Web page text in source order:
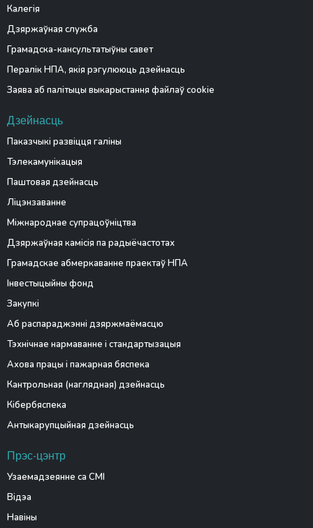
Калегія
Дзяржаўная служба
Грамадска-кансультатыўны савет
Пералік НПА, якія рэгулююць дзейнасць
Заява аб палітыцы выкарыстання файлаў cookie
Дзейнасць
Паказчыкі развіцця галіны
Тэлекамунікацыя
Паштовая дзейнасць
Ліцэнзаванне
Міжнароднае супрацоўніцтва
Дзяржаўная камісія па радыёчастотах
Грамадскае абмеркаванне праектаў НПА
Інвестыцыйны фонд
Закупкі
Аб распараджэнні дзяржмаёмасцю
Тэхнічнае нармаванне і стандартызацыя
Ахова працы і пажарная бяспека
Кантрольная (наглядная) дзейнасць
Кібербяспека
Антыкарупцыйная дзейнасць
Прэс-цэнтр
Узаемадзеянне са СМІ
Відэа
Навіны